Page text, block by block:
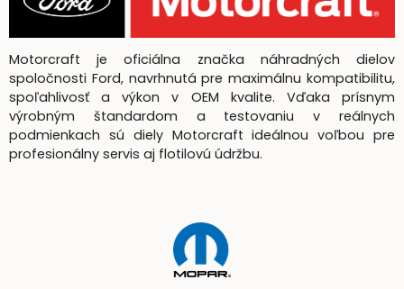
Motorcraft je oficiálna značka náhradných dielov
spoločnosti Ford, navrhnutá pre maximálnu kompatibilitu,
spoľahlivosť a výkon v OEM kvalite. Vďaka prísnym
výrobným štandardom a testovaniu v reálnych
podmienkach sú diely Motorcraft ideálnou voľbou pre
profesionálny servis aj flotilovú údržbu.